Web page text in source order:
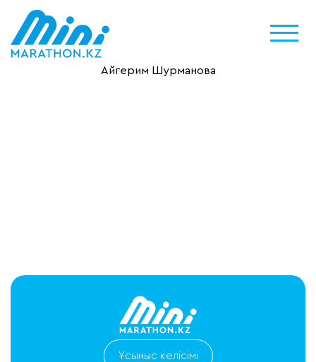
Айгерим Шурманова
Ұсыныс келісімі